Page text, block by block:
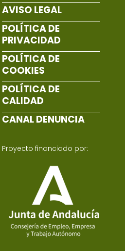
AVISO LEGAL
POLÍTICA DE
PRIVACIDAD
POLÍTICA DE
COOKIES
POLÍTICA DE
CALIDAD
CANAL DENUNCIA
Proyecto financiado por: